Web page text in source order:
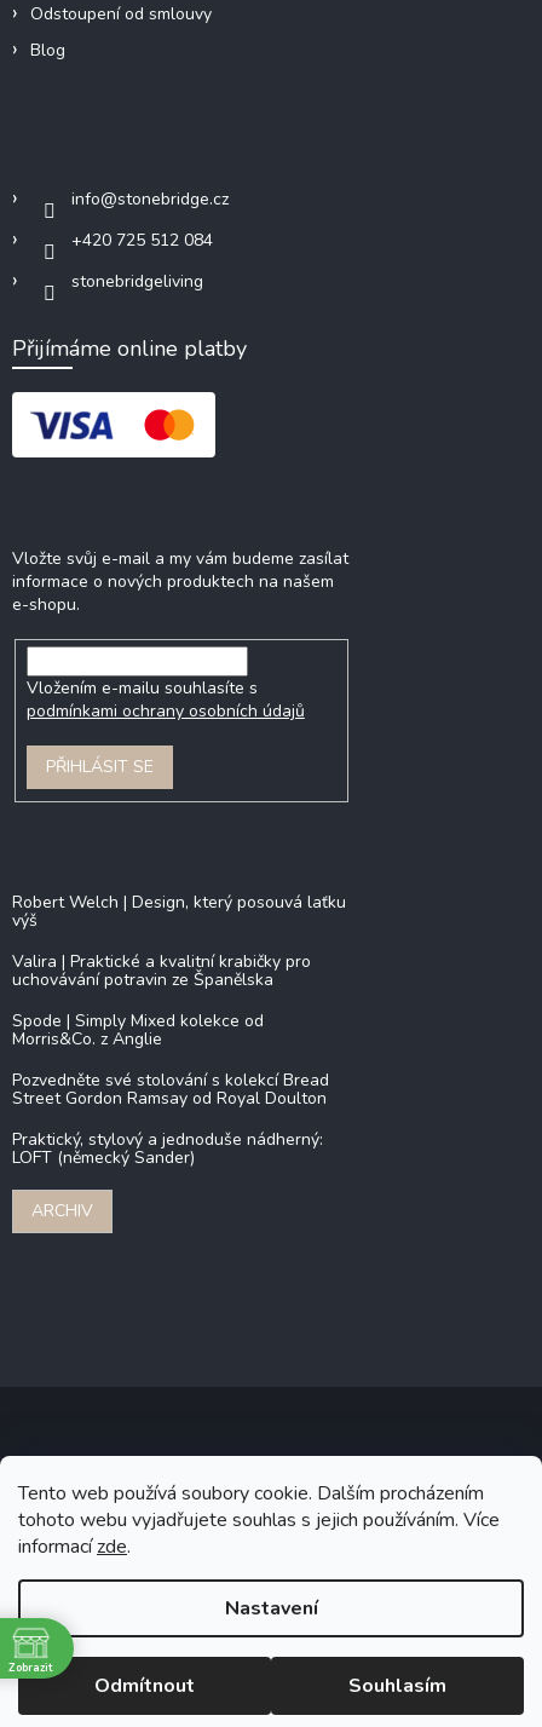
Tento web používá soubory cookie. Dalším procházením
tohoto webu vyjadřujete souhlas s jejich používáním. Více
informacízde.
Nastavení
Odmítnout Souhlasím
Odstoupení od smlouvy
Blog
info@stonebridge.cz
+420 725 512 084
stonebridgeliving
Přijímáme online platby
Vložte svůj e-mail a my vám budeme zasílat
informace o nových produktech na našem
e-shopu.
Vložením e-mailu souhlasíte s
podmínkami ochrany osobních údajů
PŘIHLÁSIT SE
Robert Welch | Design, který posouvá laťku
výš
Valira | Praktické a kvalitní krabičky pro
uchovávání potravin ze Španělska
Spode | Simply Mixed kolekce od
Morris&Co. z Anglie
Pozvedněte své stolování s kolekcí Bread
Street Gordon Ramsay od Royal Doulton
Praktický, stylový a jednoduše nádherný:
LOFT (německý Sander)
ARCHIV
Copyright 2026 Stonebridge . Všechna práva vyhrazena. Upravit
nastavení cookies
Grafický návrh vytvořil a na Shoptet implementoval
Shoptetak.cz.
Zobrazit